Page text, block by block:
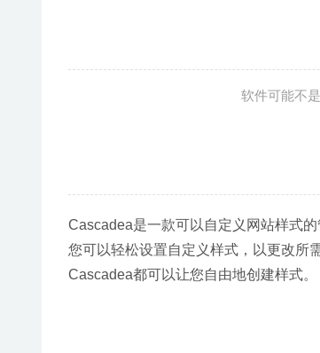
软件可能不
Cascadea是一款可以自定义网站样式
您可以轻松设置自定义样式，以更改所
Cascadea都可以让您自由地创建样式。